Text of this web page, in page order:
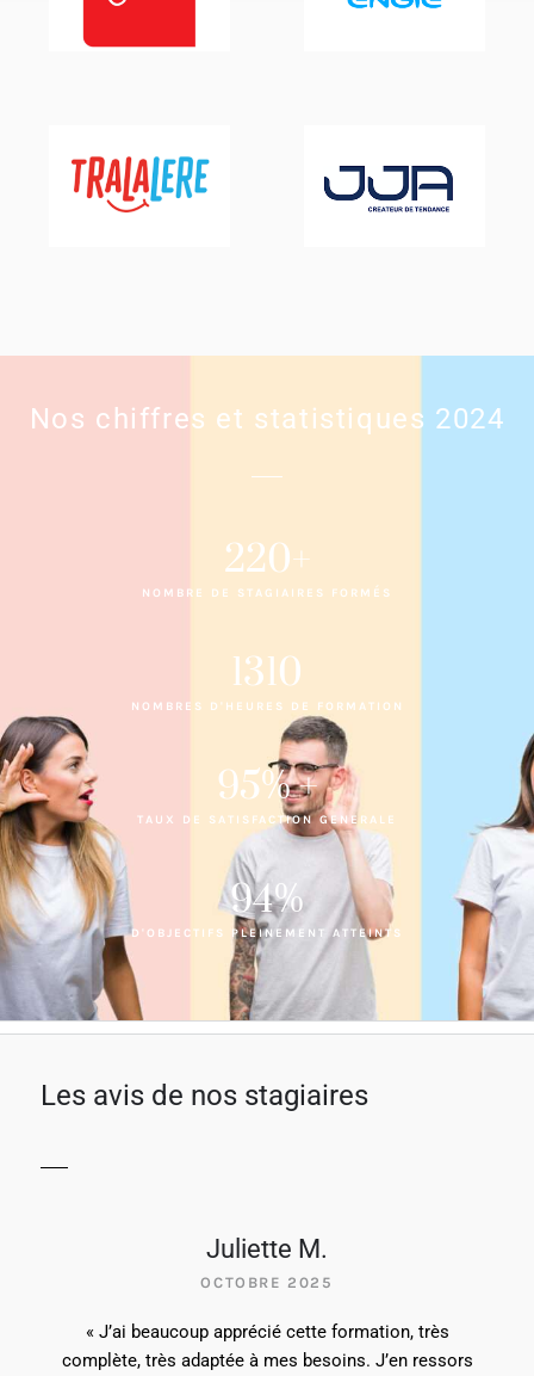
Nos chiffres et statistiques 2024
NOMBRE DE STAGIAIRES FORMÉS
220+
NOMBRES D'HEURES DE FORMATION
1310
TAUX DE SATISFACTION GENERALE
95% +
D'OBJECTIFS PLEINEMENT ATTEINTS
94%
Les avis de nos stagiaires
Juliette M.
OCTOBRE 2025
« J’ai beaucoup apprécié cette formation, très
complète, très adaptée à mes besoins. J’en ressors